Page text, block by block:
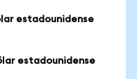
estadounidense
estadounidense